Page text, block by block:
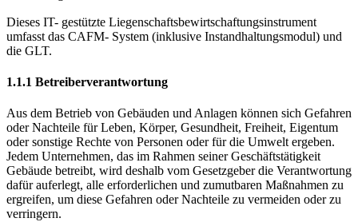
Dieses IT- gestützte Liegenschaftsbewirtschaftungsinstrument
umfasst das CAFM- System (inklusive Instandhaltungsmodul) und
die GLT.
1.1.1 Betreiberverantwortung
Aus dem Betrieb von Gebäuden und Anlagen können sich Gefahren
oder Nachteile für Leben, Körper, Gesundheit, Freiheit, Eigentum
oder sonstige Rechte von Personen oder für die Umwelt ergeben.
Jedem Unternehmen, das im Rahmen seiner Geschäftstätigkeit
Gebäude betreibt, wird deshalb vom Gesetzgeber die Verantwortung
dafür auferlegt, alle erforderlichen und zumutbaren Maßnahmen zu
ergreifen, um diese Gefahren oder Nachteile zu vermeiden oder zu
verringern.